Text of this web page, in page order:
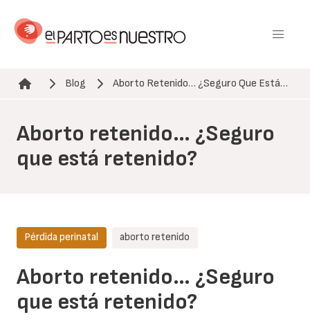
contenido
Ruta de navegación
Blog Aborto Retenido… ¿Seguro Que Está…
Aborto retenido… ¿Seguro
que está retenido?
Aborto retenido… ¿Seguro
que está retenido?
Pérdida perinatal aborto retenido